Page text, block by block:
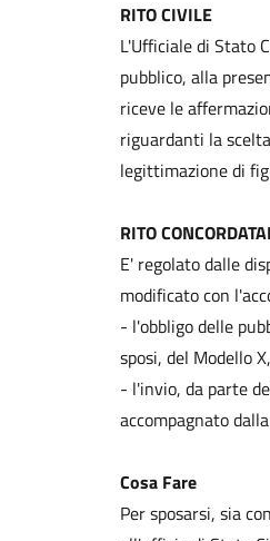
RITO CIVILE
L'Ufficiale di Stato
pubblico, alla
riceve le
riguardanti la
legittimazione di
RITO
E' regolato dalle
modificato con
- l'obbligo delle
sposi, del Modello
- l'invio, da parte
accompagnato
Cosa Fare
Per sposarsi, sia